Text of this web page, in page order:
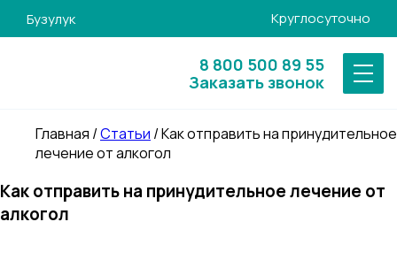
Бузулук Круглосуточно
8 800 500 89 55
Заказать звонок
Главная /Статьи /Как отправить на принудительное
лечение от алкогол
Как отправить на принудительное лечение от
алкогол